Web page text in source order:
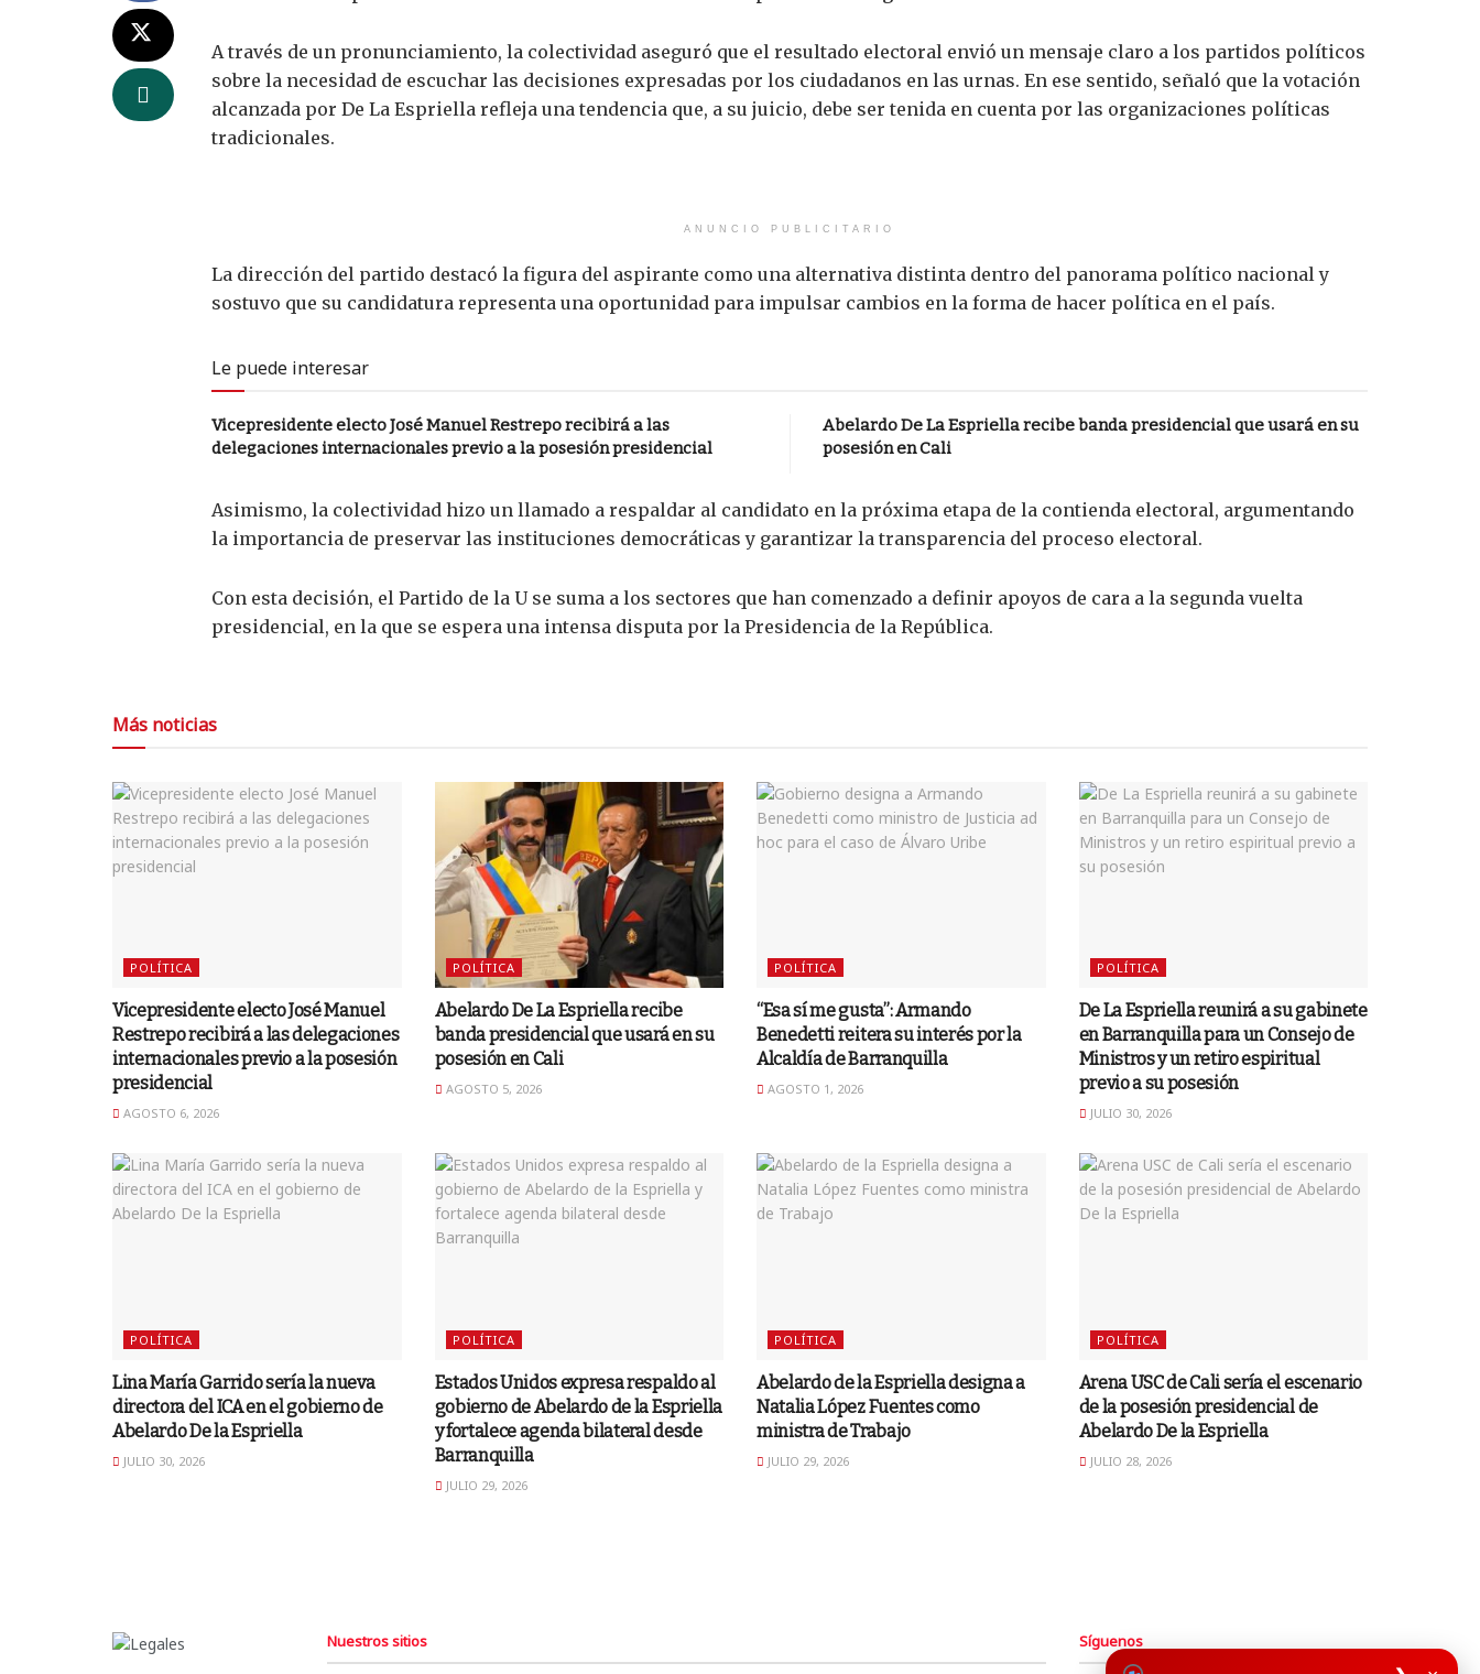
A través de un pronunciamiento, la colectividad aseguró que el resultado electoral envió un mensaje claro a los partidos políticos
sobre la necesidad de escuchar las decisiones expresadas por los ciudadanos en las urnas. En ese sentido, señaló que la votación
alcanzada por De La Espriella refleja una tendencia que, a su juicio, debe ser tenida en cuenta por las organizaciones políticas
tradicionales.
ANUNCIO PUBLICITARIO
La dirección del partido destacó la figura del aspirante como una alternativa distinta dentro del panorama político nacional y
sostuvo que su candidatura representa una oportunidad para impulsar cambios en la forma de hacer política en el país.
Le puede interesar
Vicepresidente electo José Manuel Restrepo recibirá a las
delegaciones internacionales previo a la posesión presidencial
Abelardo De La Espriella recibe banda presidencial que usará en su
posesión en Cali
Asimismo, la colectividad hizo un llamado a respaldar al candidato en la próxima etapa de la contienda electoral, argumentando
la importancia de preservar las instituciones democráticas y garantizar la transparencia del proceso electoral.
Con esta decisión, el Partido de la U se suma a los sectores que han comenzado a definir apoyos de cara a la segunda vuelta
presidencial, en la que se espera una intensa disputa por la Presidencia de la República.
Más noticias
POLÍTICA
Vicepresidente electo José Manuel
Restrepo recibirá a las delegaciones
internacionales previo a la posesión
presidencial
AGOSTO 6, 2026
POLÍTICA
Abelardo De La Espriella recibe
banda presidencial que usará en su
posesión en Cali
AGOSTO 5, 2026
POLÍTICA
“Esa sí me gusta”: Armando
Benedetti reitera su interés por la
Alcaldía de Barranquilla
AGOSTO 1, 2026
POLÍTICA
De La Espriella reunirá a su gabinete
en Barranquilla para un Consejo de
Ministros y un retiro espiritual
previo a su posesión
JULIO 30, 2026
POLÍTICA
Lina María Garrido sería la nueva
directora del ICA en el gobierno de
Abelardo De la Espriella
JULIO 30, 2026
POLÍTICA
Estados Unidos expresa respaldo al
gobierno de Abelardo de la Espriella
y fortalece agenda bilateral desde
Barranquilla
JULIO 29, 2026
POLÍTICA
Abelardo de la Espriella designa a
Natalia López Fuentes como
ministra de Trabajo
JULIO 29, 2026
POLÍTICA
Arena USC de Cali sería el escenario
de la posesión presidencial de
Abelardo De la Espriella
JULIO 28, 2026
Nuestros sitios Síguenos